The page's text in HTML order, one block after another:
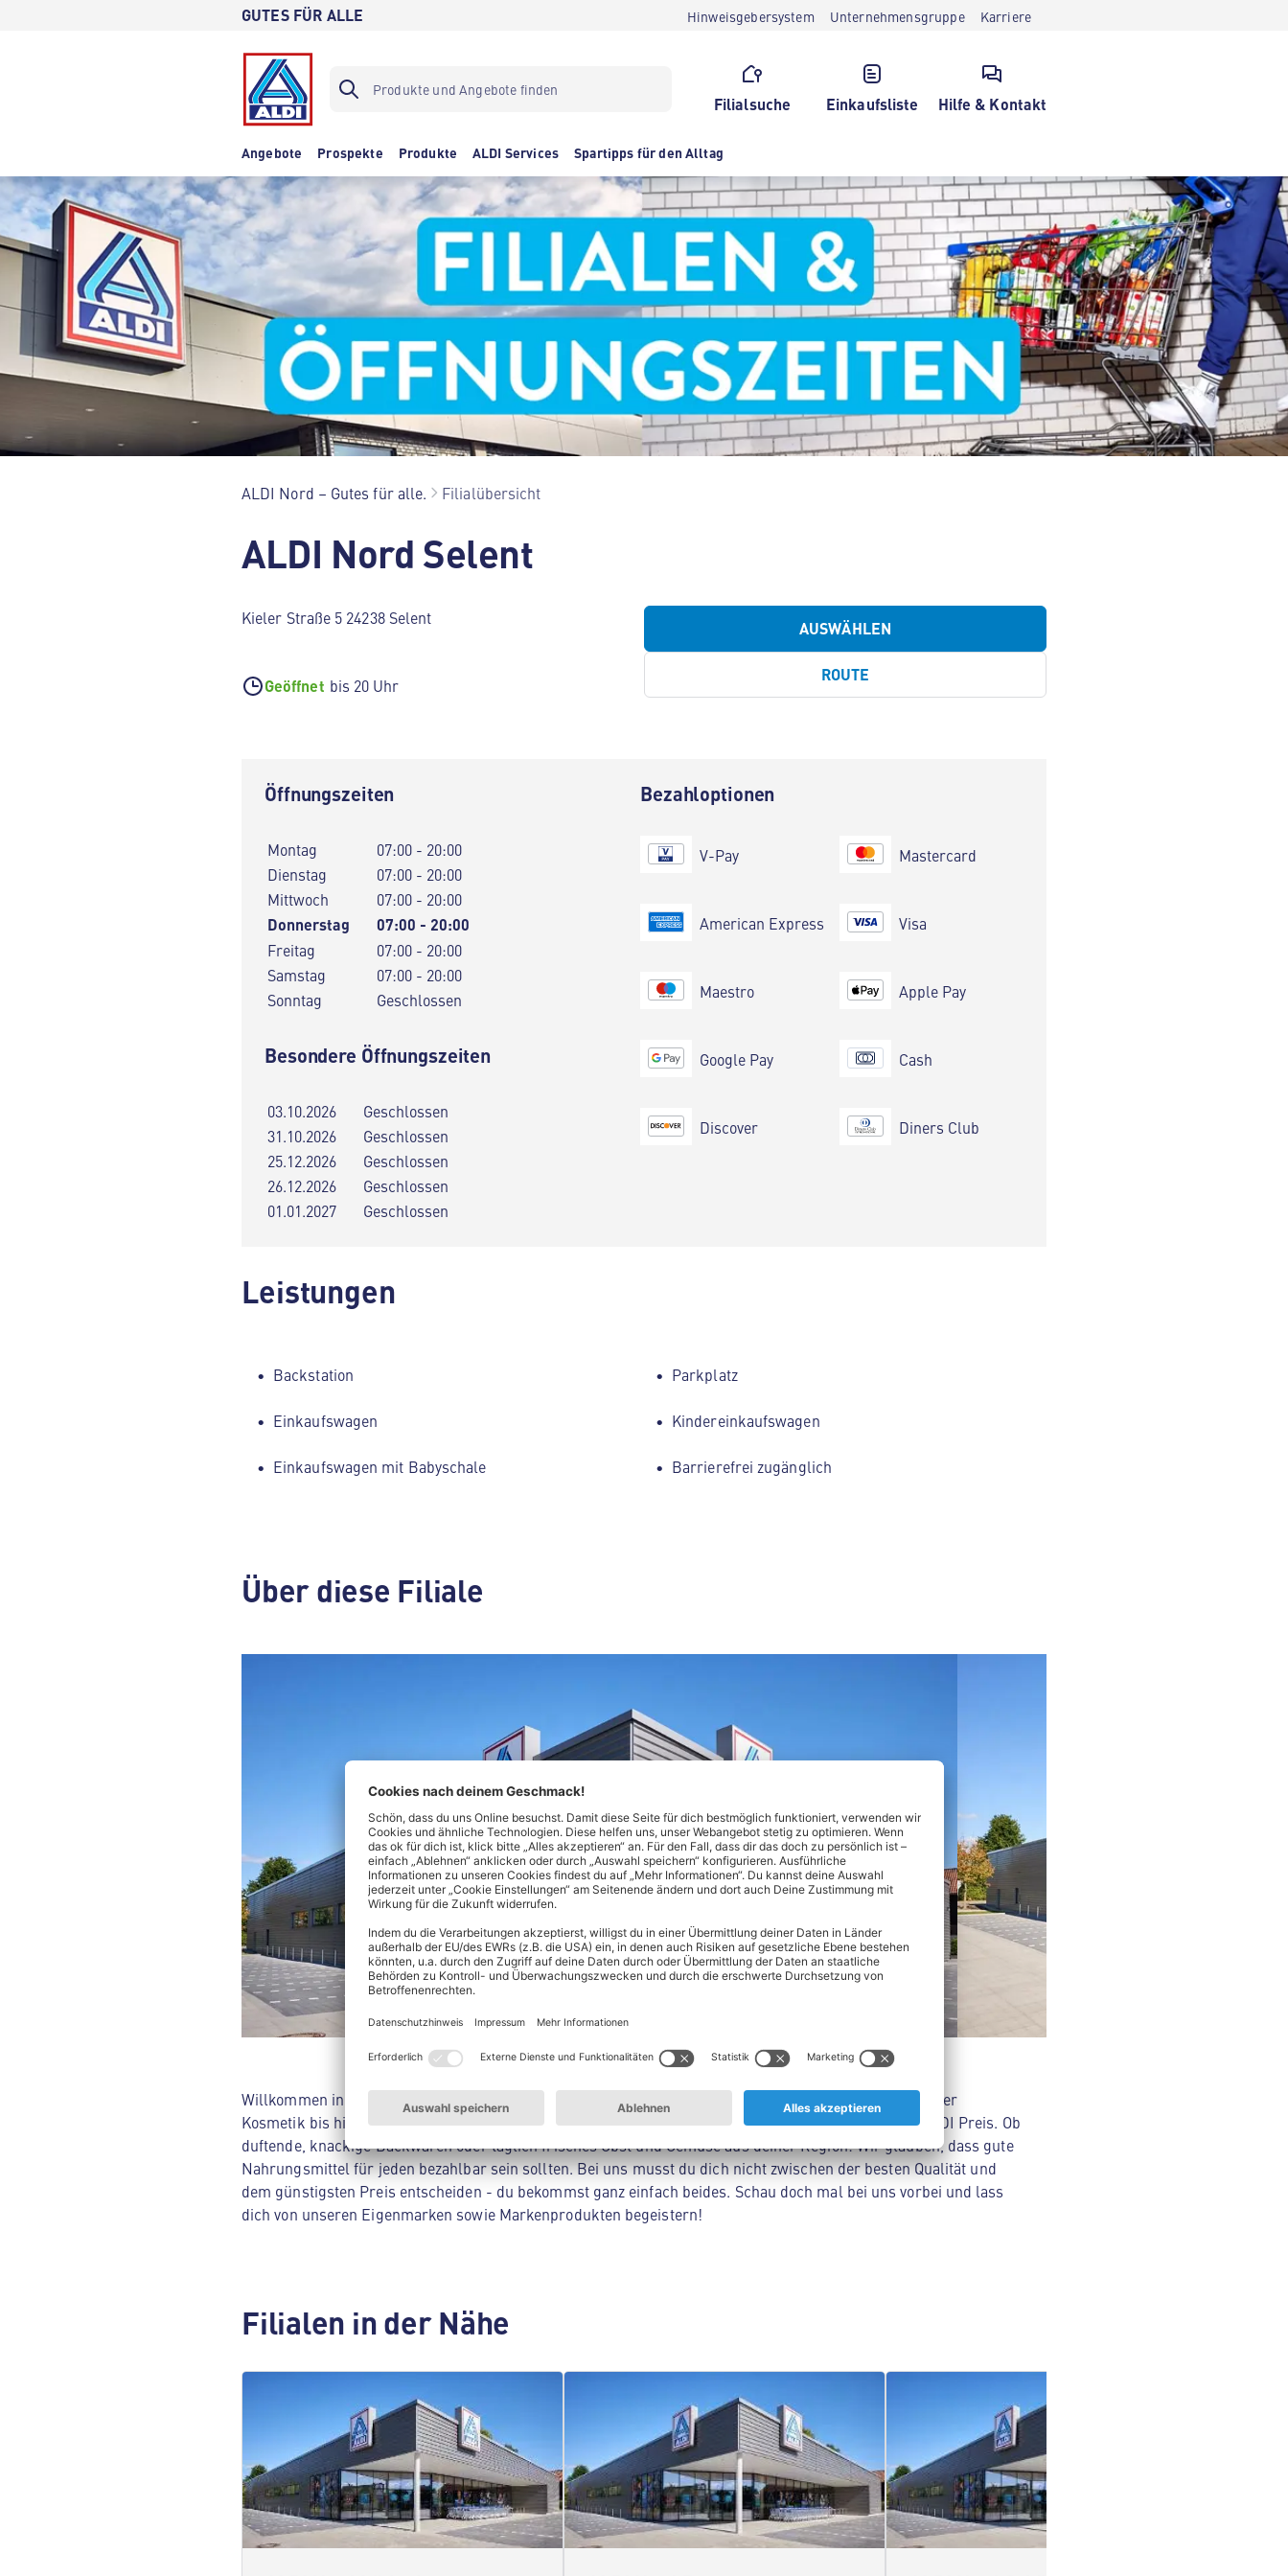
GUTES FÜR ALLE Hinweisgebersystem Unternehmensgruppe Karriere
Filialsuche Einkaufsliste Hilfe & Kontakt
Angebote Prospekte Produkte ALDI Services Spartipps für den Alltag
ALDI Nord – Gutes für alle. Filialübersicht
ALDI Nord Selent
Kieler Straße 5 24238 Selent
Geöffnet bis 20 Uhr
AUSWÄHLEN
ROUTE
Öffnungszeiten
Montag
07:00 - 20:00
Dienstag
07:00 - 20:00
Mittwoch
07:00 - 20:00
Donnerstag 07:00 - 20:00
Freitag
07:00 - 20:00
Samstag
07:00 - 20:00
Sonntag
Geschlossen
Besondere Öffnungszeiten
03.10.2026
Geschlossen
31.10.2026
Geschlossen
25.12.2026
Geschlossen
26.12.2026
Geschlossen
01.01.2027
Geschlossen
Bezahloptionen
V-Pay
American Express
Maestro
Google Pay
Discover
Mastercard
Visa
Apple Pay
Cash
Diners Club
Leistungen
Backstation Parkplatz
Einkaufswagen Kindereinkaufswagen
Einkaufswagen mit Babyschale Barrierefrei zugänglich
Über diese Filiale
Willkommen in deinem ALDI Nord! Hier findest du alles, was dein Herz begehrt - von Lebensmitteln über
Kosmetik bis hin zu Haushaltsprodukten. Unser Spezialgebiet? Hochwertige Produkte zum Original ALDI Preis. Ob
duftende, knackige Backwaren oder täglich frisches Obst und Gemüse aus deiner Region: Wir glauben, dass gute
Nahrungsmittel für jeden bezahlbar sein sollten. Bei uns musst du dich nicht zwischen der besten Qualität und
dem günstigsten Preis entscheiden - du bekommst ganz einfach beides. Schau doch mal bei uns vorbei und lass
dich von unseren Eigenmarken sowie Markenprodukten begeistern!
Filialen in der Nähe